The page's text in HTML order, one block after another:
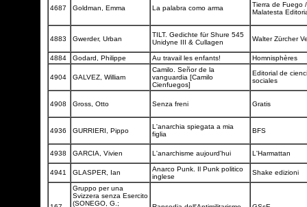
4687 Goldman, Emma La palabra como arma
Tierra de Fuego
Malatesta
4883 Gwerder, Urban
TILT. Gedichte für Shure 545
Unidyne III & Cullagen
Walter Zürcher
4884 Godard, Philippe Au travail les enfants! Homnisphères
4904 GALVEZ, William
Camilo. Señor de la
vanguardia [Camilo
Cienfuegos]
Editorial de
sociales
4908 Gross, Otto Senza freni Gratis
4936 GURRIERI, Pippo
L'anarchia spiegata a mia
figlia
BFS
4938 GARCIA, Vivien L'anarchisme aujourd'hui L'Harmattan
4941 GLASPER, Ian
Anarco Punk. Il Punk politico
inglese
Shake edizioni
Gruppo per una
Svizzera senza Esercito
(SONEGO, G.;